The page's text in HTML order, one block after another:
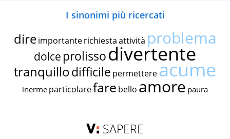
I sinonimi più ricercati
dire importante richiestaattività problema
dolce prolissodivertente
tranquillodifficile permettereacume
inerme particolarefare bello amore paura
SAPERE